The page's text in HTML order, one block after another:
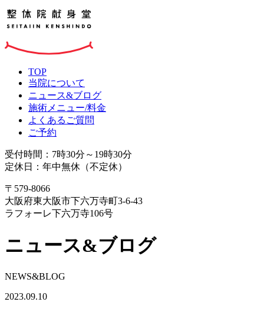
TOP
当院について
ニュース&ブログ
施術メニュー/料金
よくあるご質問
ご予約
受付時間：7時30分～19時30分
定休日：年中無休（不定休）
〒579-8066
大阪府東大阪市下六万寺町3-6-43
ラフォーレ下六万寺106号
ニュース&ブログ
NEWS&BLOG
2023.09.10